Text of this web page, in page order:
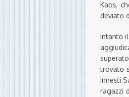
Kaos,
deviato
Intanto
trovato
innesti
ragazzi